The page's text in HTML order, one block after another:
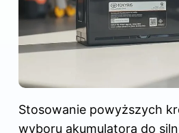
Stosowanie powyższych
wyboru akumulatora do